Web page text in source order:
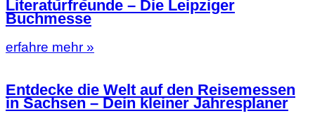
Literaturfreunde – Die Leipziger
Buchmesse
erfahre mehr »
Entdecke die Welt auf den Reisemessen
in Sachsen – Dein kleiner Jahresplaner